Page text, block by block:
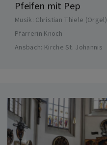
Pfeifen mit Pep
Musik: Christian Thiele (Orgel)
Pfarrerin Knoch
Ansbach Kirche St. Johannis